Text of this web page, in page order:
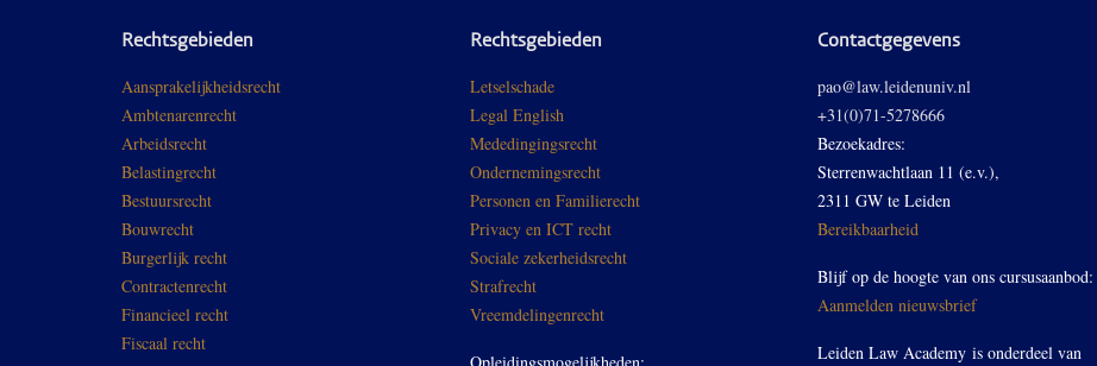
Rechtsgebieden
Aansprakelijkheidsrecht
Ambtenarenrecht
Arbeidsrecht
Belastingrecht
Bestuursrecht
Bouwrecht
Burgerlijk recht
Contractenrecht
Financieel recht
Fiscaal recht
Rechtsgebieden
Letselschade
Legal English
Mededingingsrecht
Ondernemingsrecht
Personen en Familierecht
Privacy en ICT recht
Sociale zekerheidsrecht
Strafrecht
Vreemdelingenrecht
Contactgegevens
pao@law.leidenuniv.nl
+31(0)71-5278666
Bezoekadres:
Sterrenwachtlaan 11 (e.v.),
2311 GW te Leiden
Bereikbaarheid
Blijf op de hoogte van ons cursusaanbod:
Aanmelden nieuwsbrief
Leiden Law Academy is onderdeel van